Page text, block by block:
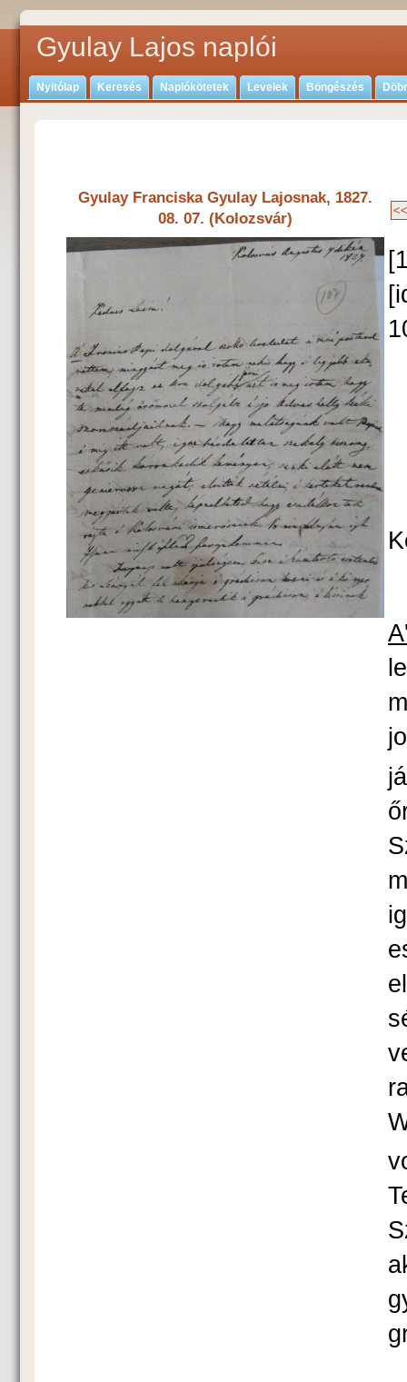
Gyulay Lajos naplói
Nyitólap Keresés Naplókötetek Levelek Böngészés
Gyulay Franciska Gyulay Lajosnak, 1827.
08. 07. (Kolozsvár)